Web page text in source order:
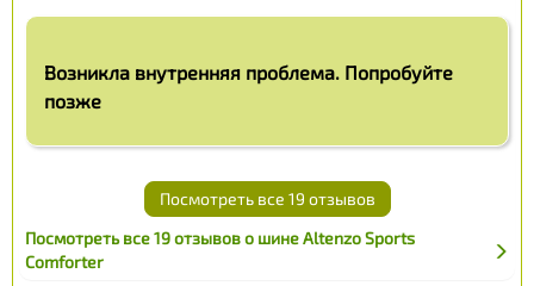
Возникла внутренняя проблема. Попробуйте
позже
Посмотреть все 19 отзывов
Посмотреть все 19 отзывов о шине Altenzo Sports
Comforter